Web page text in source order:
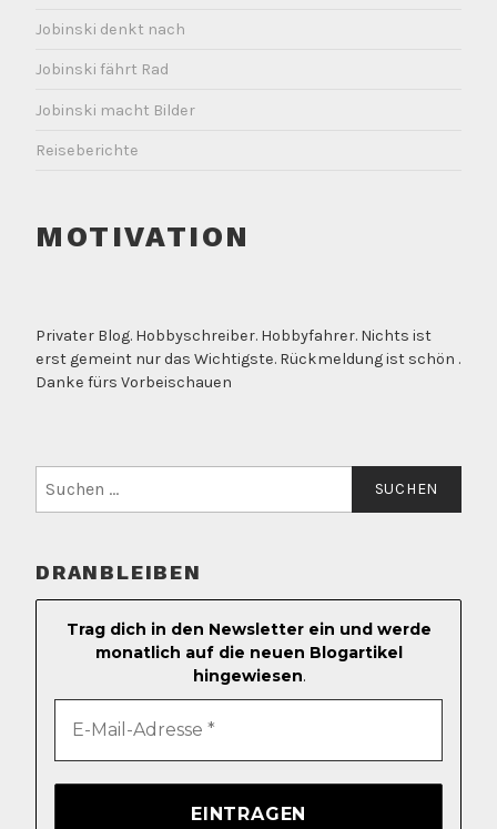
Jobinski denkt nach
Jobinski fährt Rad
Jobinski macht Bilder
Reiseberichte
MOTIVATION
Privater Blog. Hobbyschreiber. Hobbyfahrer. Nichts ist
erst gemeint nur das Wichtigste. Rückmeldung ist schön .
Danke fürs Vorbeischauen
nach:
DRANBLEIBEN
Trag dich in den Newsletter ein und werde
monatlich auf die neuen Blogartikel
hingewiesen.